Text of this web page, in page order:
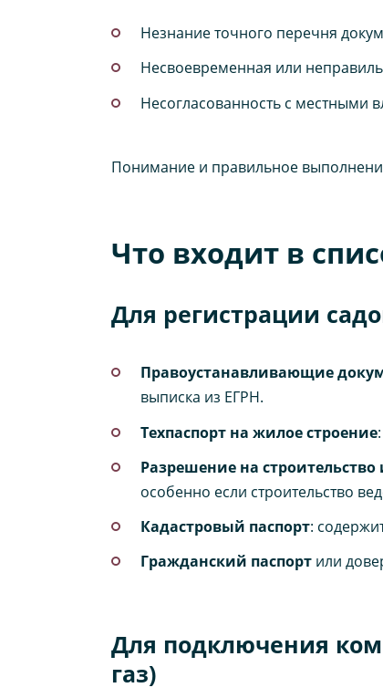
Незнание точного перечня
Несвоевременная или
Несогласованность с местными
Понимание и правильное
Что входит в
Для регистрации
Правоустанавливающие
выписка из ЕГРН.
Техпаспорт на жилое строение
Разрешение на
особенно если строительство
Кадастровый паспорт:
Гражданский паспорт или
Для подключения
газ)